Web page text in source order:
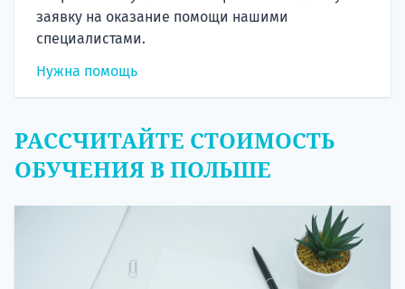
заявку на оказание помощи нашими
специалистами.
Нужна помощь
РАССЧИТАЙТЕ СТОИМОСТЬ
ОБУЧЕНИЯ В ПОЛЬШЕ